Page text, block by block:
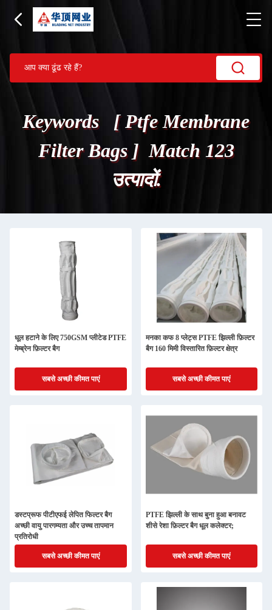
Keywords [ Ptfe Membrane
Filter Bags ] Match 123
उत्पादों.
धूल हटाने के लिए 750GSM प्लीटेड PTFE
मेम्ब्रेन फ़िल्टर बैग
सबसे अच्छी कीमत पाएं
मनका कफ 8 प्लेट्स PTFE झिल्ली फ़िल्टर
बैग 160 मिमी विस्तारित फ़िल्टर क्षेत्र
सबसे अच्छी कीमत पाएं
डस्टप्रूफ पीटीएफई लेपित फिल्टर बैग
अच्छी वायु पारगम्यता और उच्च तापमान
प्रतिरोधी
सबसे अच्छी कीमत पाएं
PTFE झिल्ली के साथ बुना हुआ बनावट
शीसे रेशा फ़िल्टर बैग धूल कलेक्टर;
सबसे अच्छी कीमत पाएं